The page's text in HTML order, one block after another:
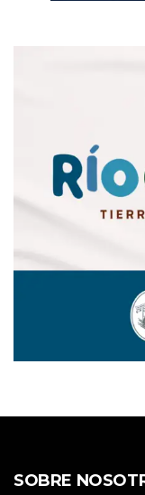
SOBRE